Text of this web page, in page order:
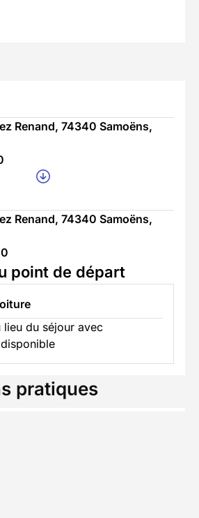
Renand, 74340 Samoëns,
Renand, 74340 Samoëns,
point de départ
lieu du séjour avec
pratiques